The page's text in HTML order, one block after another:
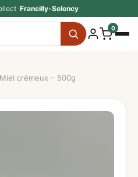
·Francilly-Selency
0
crémeux – 500g